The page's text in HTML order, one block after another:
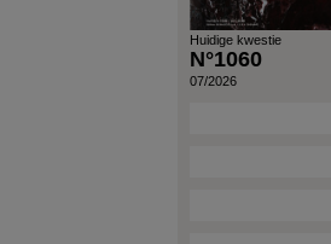
Huidige kwestie
N°1060
07/2026